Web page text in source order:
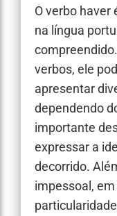
O verbo
na língua
verbos, ele
apresentar
dependendo
importante
expressar a
decorrido.
impessoal,